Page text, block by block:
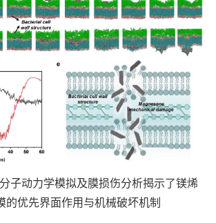
子动力学模拟及膜损伤分析揭示了镁烯
的优先界面作用与机械破坏机制